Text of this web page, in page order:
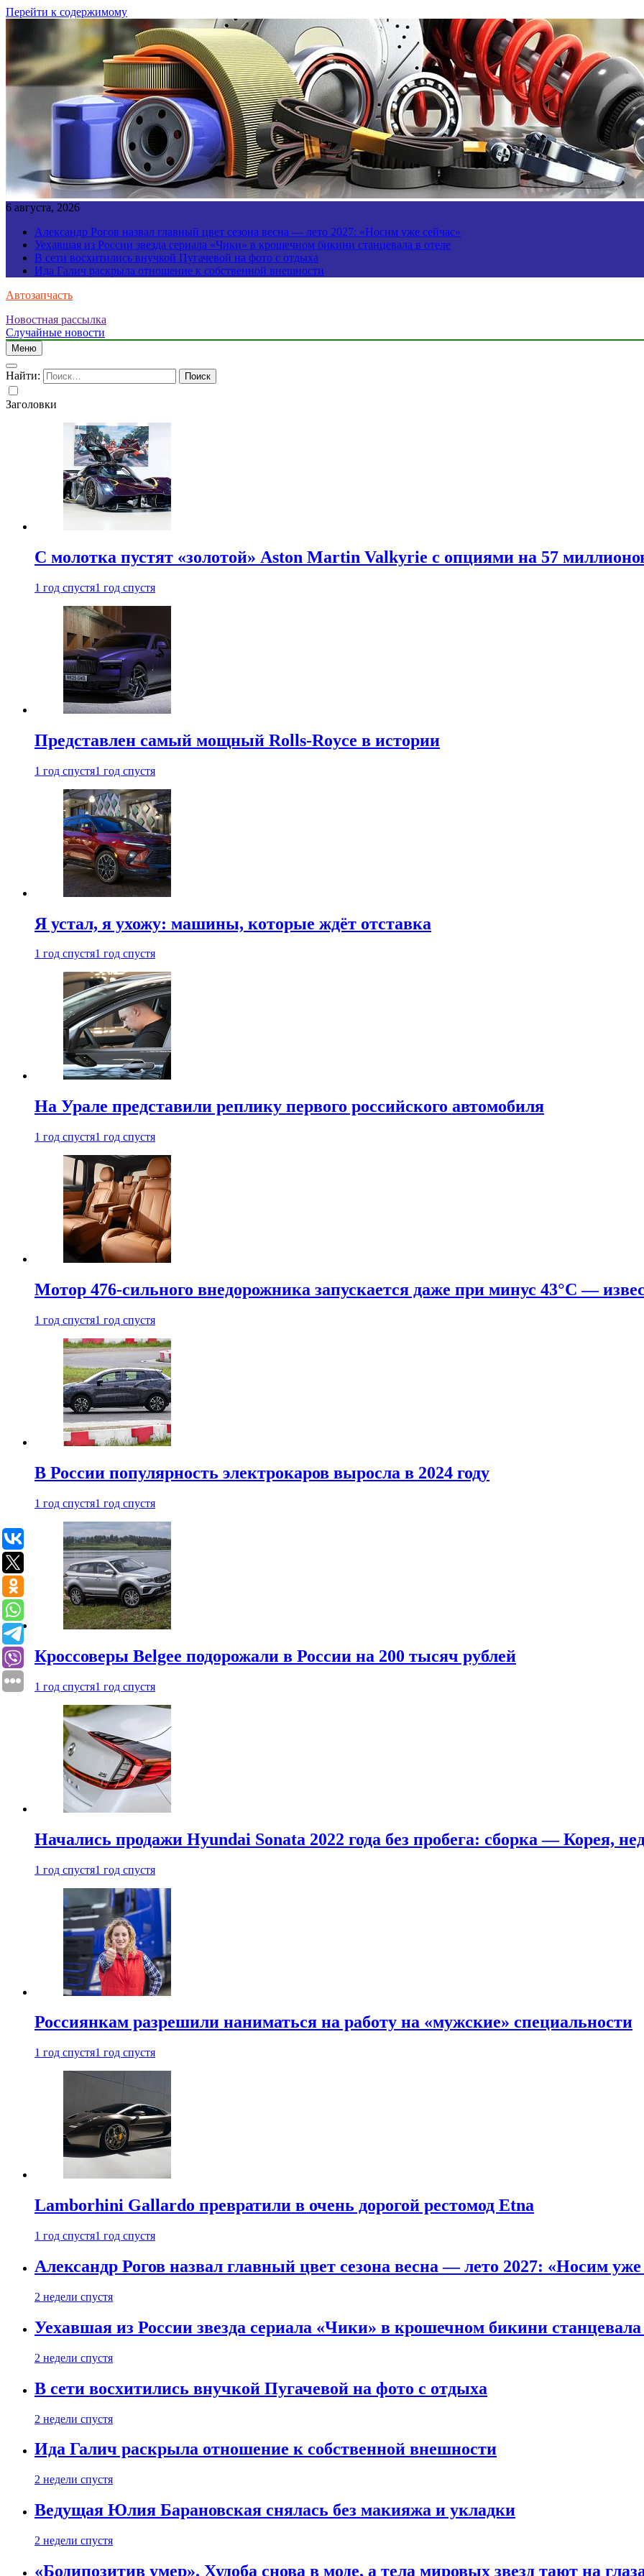
Перейти к содержимому
6 августа, 2026
Александр Рогов назвал главный цвет сезона весна — лето 2027: «Носим уже сейчас»
Уехавшая из России звезда сериала «Чики» в крошечном бикини станцевала в отеле
В сети восхитились внучкой Пугачевой на фото с отдыха
Ида Галич раскрыла отношение к собственной внешности
Автозапчасть
Новостная рассылка
Случайные новости
Меню
Найти:
Заголовки
С молотка пустят «золотой» Aston Martin Valkyrie с опциями на 57
1 год спустя1 год спустя
Представлен самый мощный Rolls-Royce в истории
1 год спустя1 год спустя
Я устал, я ухожу: машины, которые ждёт отставка
1 год спустя1 год спустя
На Урале представили реплику первого российского автомобиля
1 год спустя1 год спустя
Мотор 476-сильного внедорожника запускается даже при минус 43°С —
1 год спустя1 год спустя
В России популярность электрокаров выросла в 2024 году
1 год спустя1 год спустя
Кроссоверы Belgee подорожали в России на 200 тысяч рублей
1 год спустя1 год спустя
Начались продажи Hyundai Sonata 2022 года без пробега: сборка — Корея,
1 год спустя1 год спустя
Россиянкам разрешили наниматься на работу на «мужские» специальности
1 год спустя1 год спустя
Lamborhini Gallardo превратили в очень дорогой рестомод Etna
1 год спустя1 год спустя
Александр Рогов назвал главный цвет сезона весна — лето 2027: «Носим уже
2 недели спустя
Уехавшая из России звезда сериала «Чики» в крошечном бикини станцевала
2 недели спустя
В сети восхитились внучкой Пугачевой на фото с отдыха
2 недели спустя
Ида Галич раскрыла отношение к собственной внешности
2 недели спустя
Ведущая Юлия Барановская снялась без макияжа и укладки
2 недели спустя
«Бодипозитив умер». Худоба снова в моде, а тела мировых звезд тают на